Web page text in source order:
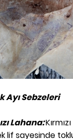
Ayı Sebzeleri
Lahana:
lif sayesinde